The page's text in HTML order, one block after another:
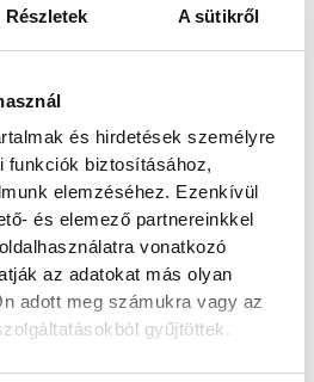
Részletek A sütikről
és hirdetések személyre
funkciók biztosításához,
elemzéséhez. Ezenkívül
és elemező partnereinkkel
vonatkozó
az adatokat más olyan
adott meg számukra vagy az
gyűjtöttek.
– Szentes Bíró,
Sz., Nagy B.
(kapus), Bartha,
Szucsányi
: Elek Gergő
Szucsányi (26.)